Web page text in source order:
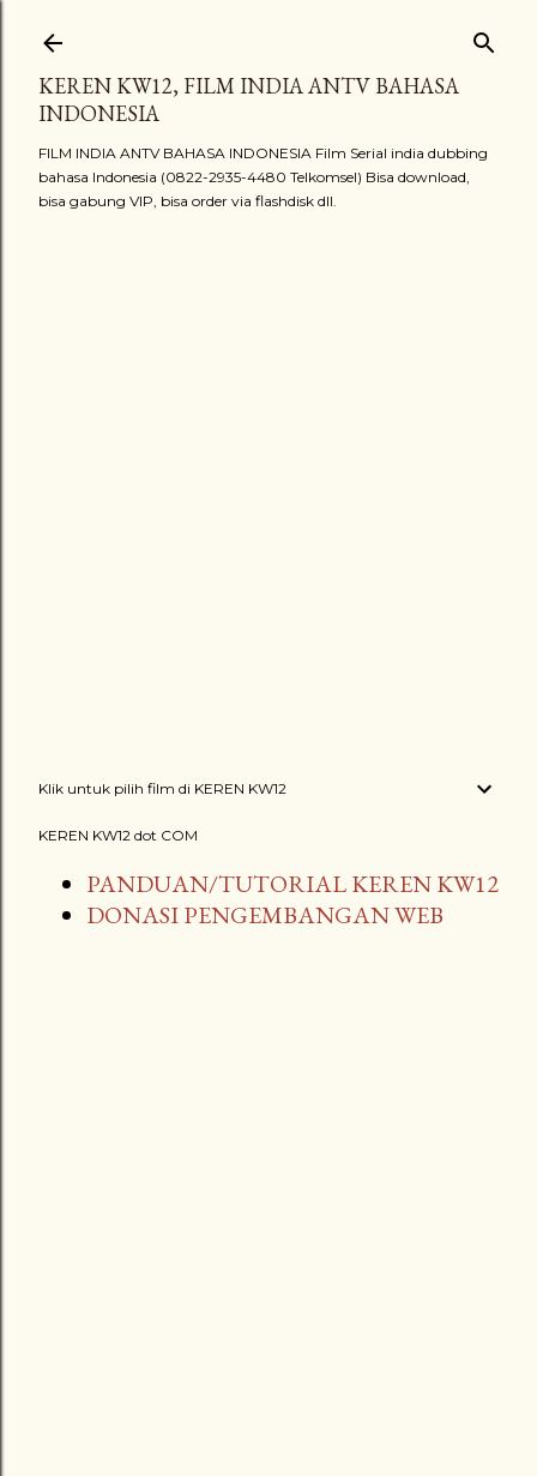
KEREN KW12, FILM INDIA ANTV BAHASA
INDONESIA
FILM INDIA ANTV BAHASA INDONESIA Film Serial india dubbing
bahasa Indonesia (0822-2935-4480 Telkomsel) Bisa download,
bisa gabung VIP, bisa order via flashdisk dll.
Klik untuk pilih film di KEREN KW12
KEREN KW12 dot COM
PANDUAN/TUTORIAL KEREN KW12
DONASI PENGEMBANGAN WEB